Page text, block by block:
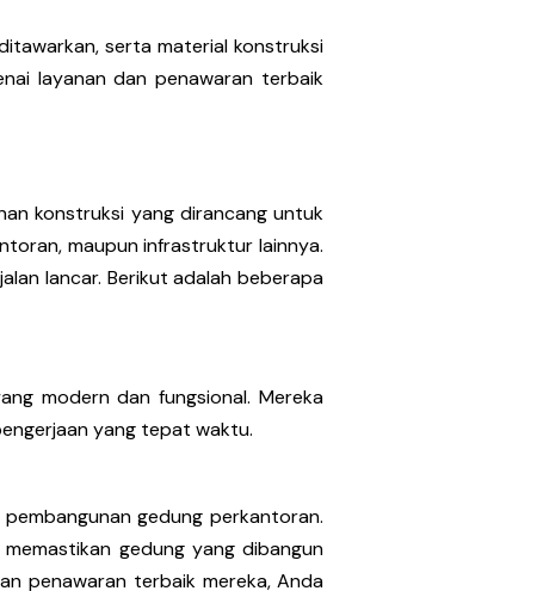
serta material konstruksi
layanan dan penawaran terbaik
konstruksi yang dirancang untuk
maupun infrastruktur lainnya.
lancar. Berikut adalah beberapa
modern dan fungsional. Mereka
yang tepat waktu.
gedung perkantoran.
gedung yang dibangun
penawaran terbaik mereka, Anda